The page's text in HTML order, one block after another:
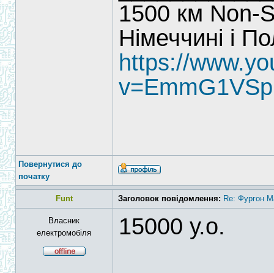
1500 км Non-
Німеччині і
https://
Повернутися до
початку
Funt Заголовок повідомлення: Re: Фургон
Власник
електромобіля
15000 у.о.